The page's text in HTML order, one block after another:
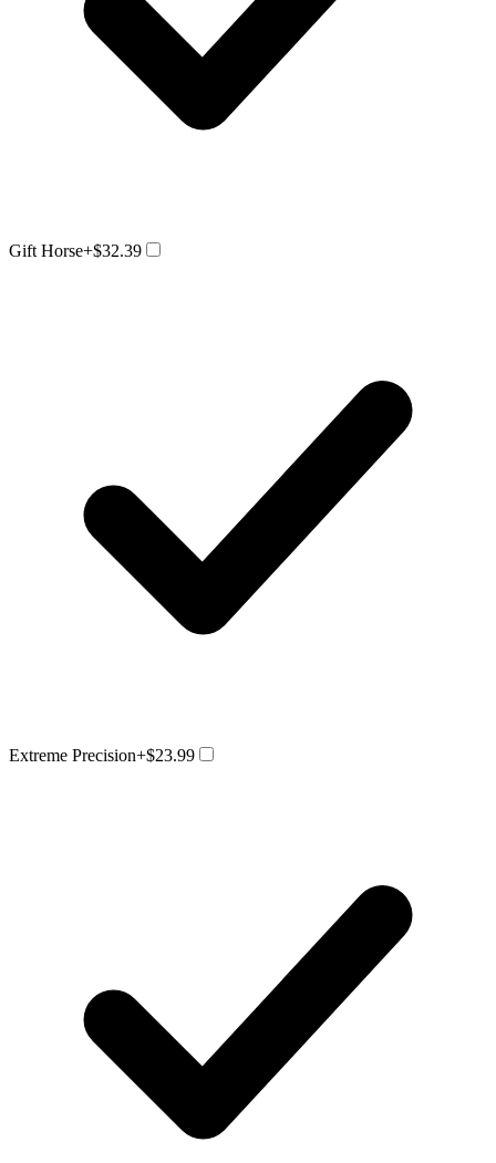
Gift Horse+$32.39
Extreme Precision+$23.99